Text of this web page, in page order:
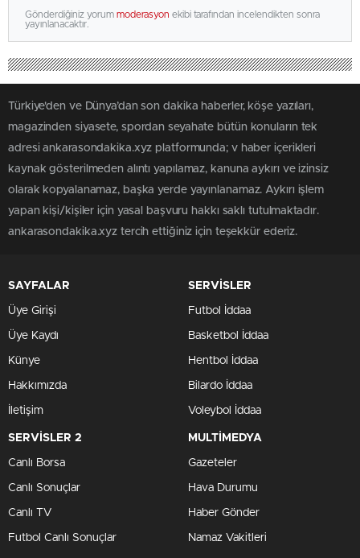
Gönderdiğiniz yorum moderasyon ekibi tarafından incelendikten sonra
yayınlanacaktır.
Türkiye'den ve Dünya’dan son dakika haberler, köşe yazıları,
magazinden siyasete, spordan seyahate bütün konuların tek
adresi ankarasondakika.xyz platformunda; v haber içerikleri
kaynak gösterilmeden alıntı yapılamaz, kanuna aykırı ve izinsiz
olarak kopyalanamaz, başka yerde yayınlanamaz. Aykırı işlem
yapan kişi/kişiler için yasal başvuru hakkı saklı tutulmaktadır.
ankarasondakika.xyz tercih ettiğiniz için teşekkür ederiz.
SAYFALAR
Üye Girişi
Üye Kaydı
Künye
Hakkımızda
İletişim
SERVİSLER
Futbol İddaa
Basketbol İddaa
Hentbol İddaa
Bilardo İddaa
Voleybol İddaa
SERVİSLER 2
Canlı Borsa
Canlı Sonuçlar
Canlı TV
Futbol Canlı Sonuçlar
MULTİMEDYA
Gazeteler
Hava Durumu
Haber Gönder
Namaz Vakitleri